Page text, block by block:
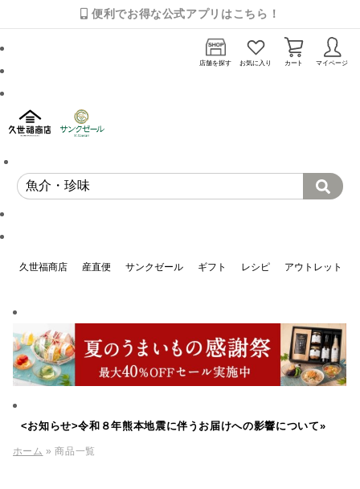
便利でお得な公式アプリはこちら！
店舗を探す お気に入り カート マイページ
久世福商店 産直便 サンクゼール ギフト レシピ アウトレット
<お知らせ>令和８年熊本地震に伴うお届けへの影響について»
ホーム » 商品一覧